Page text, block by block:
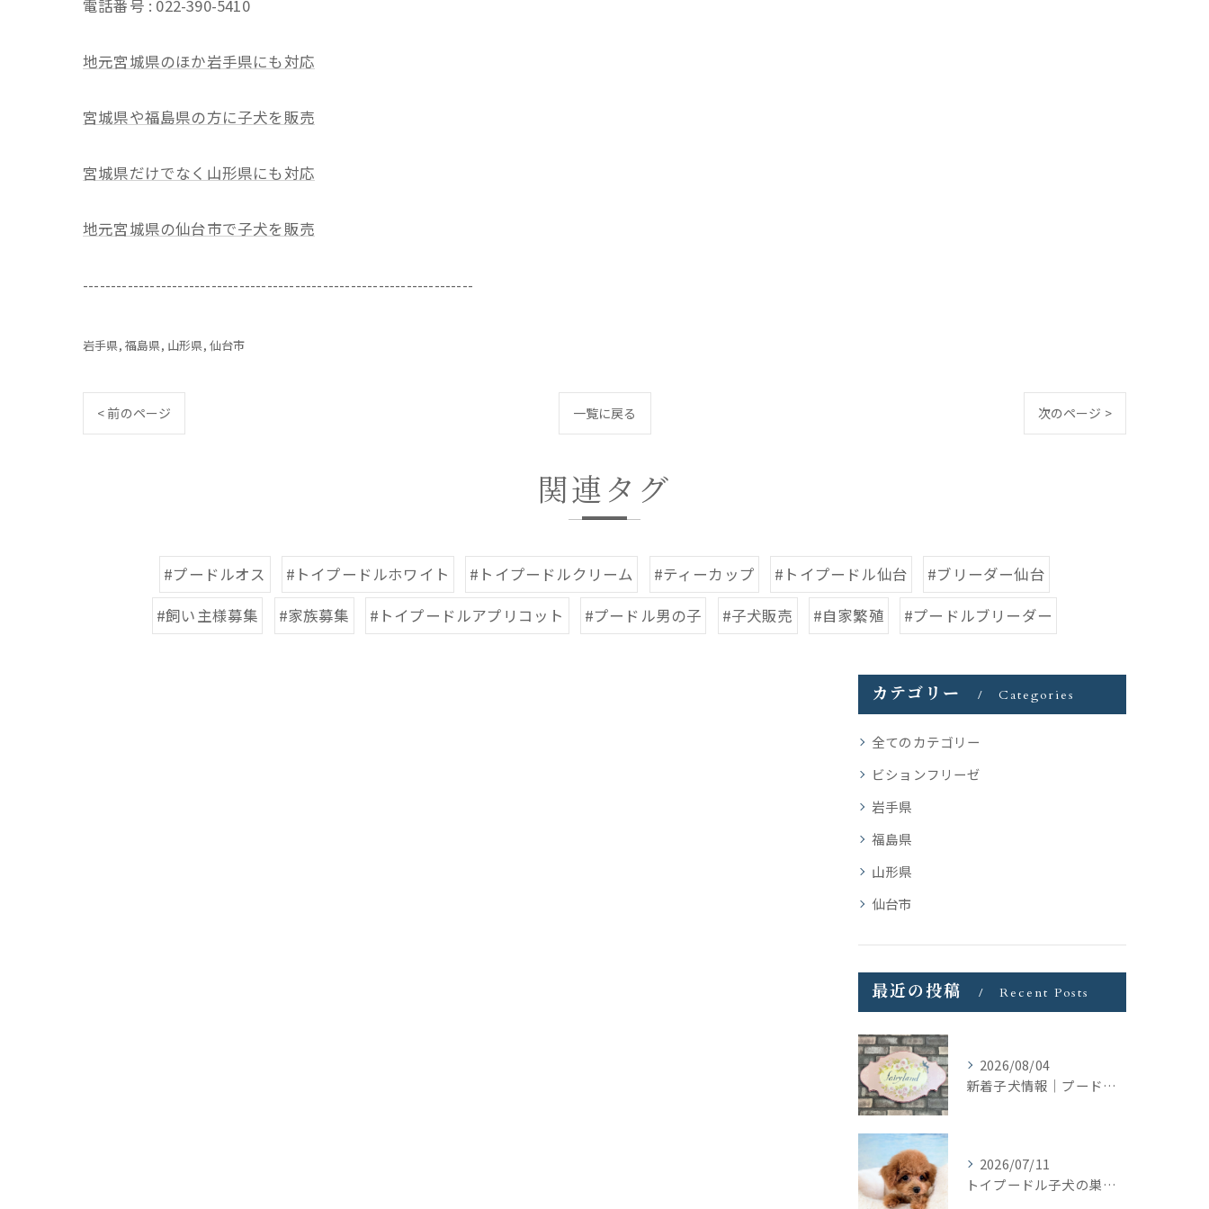
電話番号 : 022-390-5410
地元宮城県のほか岩手県にも対応
宮城県や福島県の方に子犬を販売
宮城県だけでなく山形県にも対応
地元宮城県の仙台市で子犬を販売
----------------------------------------------------------------------
岩手県 福島県 山形県 仙台市
< 前のページ 一覧に戻る 次のページ >
関連タグ
#プードルオス #トイプードルホワイト #トイプードルクリーム #ティーカップ #トイプードル仙台
#ブリーダー仙台
#飼い主様募集
#家族募集 #トイプードルアプリコット #プードル男の子 #子犬販売 #自家繁殖 #プードルブリーダー
カテゴリー Categories
全てのカテゴリー
ビションフリーゼ
岩手県
福島県
山形県
仙台市
最近の投稿 Recent Posts
2026/08/04
新着子犬情報｜プードル＆ビションプーの募集をまとめて開始しました
2026/07/11
トイプードル子犬の巣立ち｜トリミングの日に見つけたご縁